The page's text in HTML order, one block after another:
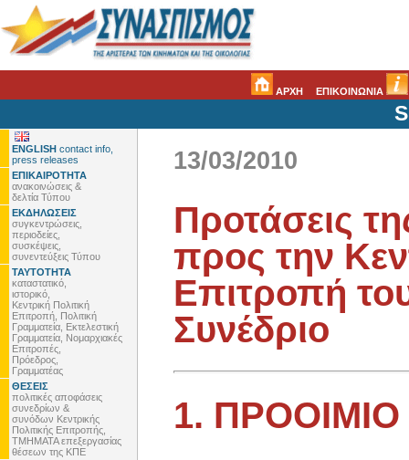
ΑΡΧΗ ΕΠΙΚΟΙΝΩΝΙΑ
ENGLISH contact info,
press releases
ΕΠΙΚΑΙΡΟΤΗΤΑ
ανακοινώσεις &
δελτία Τύπου
ΕΚΔΗΛΩΣΕΙΣ
συγκεντρώσεις,
περιοδείες,
συσκέψεις,
συνεντεύξεις Τύπου
ΤΑΥΤΟΤΗΤΑ
καταστατικό,
ιστορικό,
Κεντρική Πολιτική
Επιτροπή, Πολιτική
Γραμματεία, Εκτελεστική
Γραμματεία, Νομαρχιακές
Επιτροπές,
Πρόεδρος,
Γραμματέας
ΘΕΣΕΙΣ
πολιτικές αποφάσεις
συνεδρίων &
συνόδων Κεντρικής
Πολιτικής Επιτροπής,
ΤΜΗΜΑΤΑ επεξεργασίας
θέσεων της ΚΠΕ
13/03/2010
Προτάσεις
προς την
Επιτροπή
Συνέδριο
1. ΠΡΟΟΙΜΙΟ